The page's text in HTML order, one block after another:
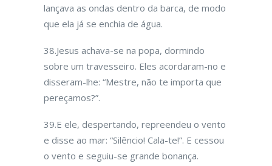
lançava as ondas dentro da barca, de modo
que ela já se enchia de água.
38.Jesus achava-se na popa, dormindo
sobre um travesseiro. Eles acordaram-no e
disseram-lhe: “Mestre, não te importa que
pereçamos?”.
39.E ele, despertando, repreendeu o vento
e disse ao mar: “Silêncio! Cala-te!”. E cessou
o vento e seguiu-se grande bonança.